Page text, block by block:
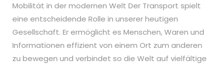
Mobilität in der modernen Welt Der Transport spielt
eine entscheidende Rolle in unserer heutigen
Gesellschaft. Er ermöglicht es Menschen, Waren und
Informationen effizient von einem Ort zum anderen
zu bewegen und verbindet so die Welt auf vielfältige